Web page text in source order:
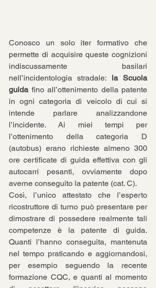
Conosco un solo iter formativo che
permette di acquisire queste cognizioni
indiscussamente basilari
nell’incidentologia stradale: la Scuola
guida fino all’ottenimento della patente
in ogni categoria di veicolo di cui si
intende parlare analizzandone
l’incidente. Ai miei tempi per
l’ottenimento della categoria D
(autobus) erano richieste almeno 300
ore certificate di guida effettiva con gli
autocarri pesanti, ovviamente dopo
averne conseguito la patente (cat. C).
Così, l’unico attestato che l’esperto
ricostruttore di turno può presentare per
dimostrare di possedere realmente tali
competenze è la patente di guida.
Quanti l’hanno conseguita, mantenuta
nel tempo praticando e aggiornandosi,
per esempio seguendo la recente
formazione CQC, e quanti al momento